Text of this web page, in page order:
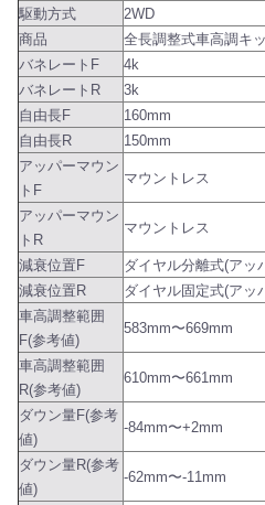
駆動方式
2WD
商品
全長調整式車高調キ
バネレートF
4k
バネレートR
3k
自由長F
160mm
自由長R
150mm
アッパーマウン
トF
マウントレス
アッパーマウン
トR
マウントレス
減衰位置F
ダイヤル分離式(アッ
減衰位置R
ダイヤル固定式(アッ
車高調整範囲
F(参考値)
583mm〜669mm
車高調整範囲
R(参考値)
610mm〜661mm
ダウン量F(参考
値)
-84mm〜+2mm
ダウン量R(参考
値)
-62mm〜-11mm